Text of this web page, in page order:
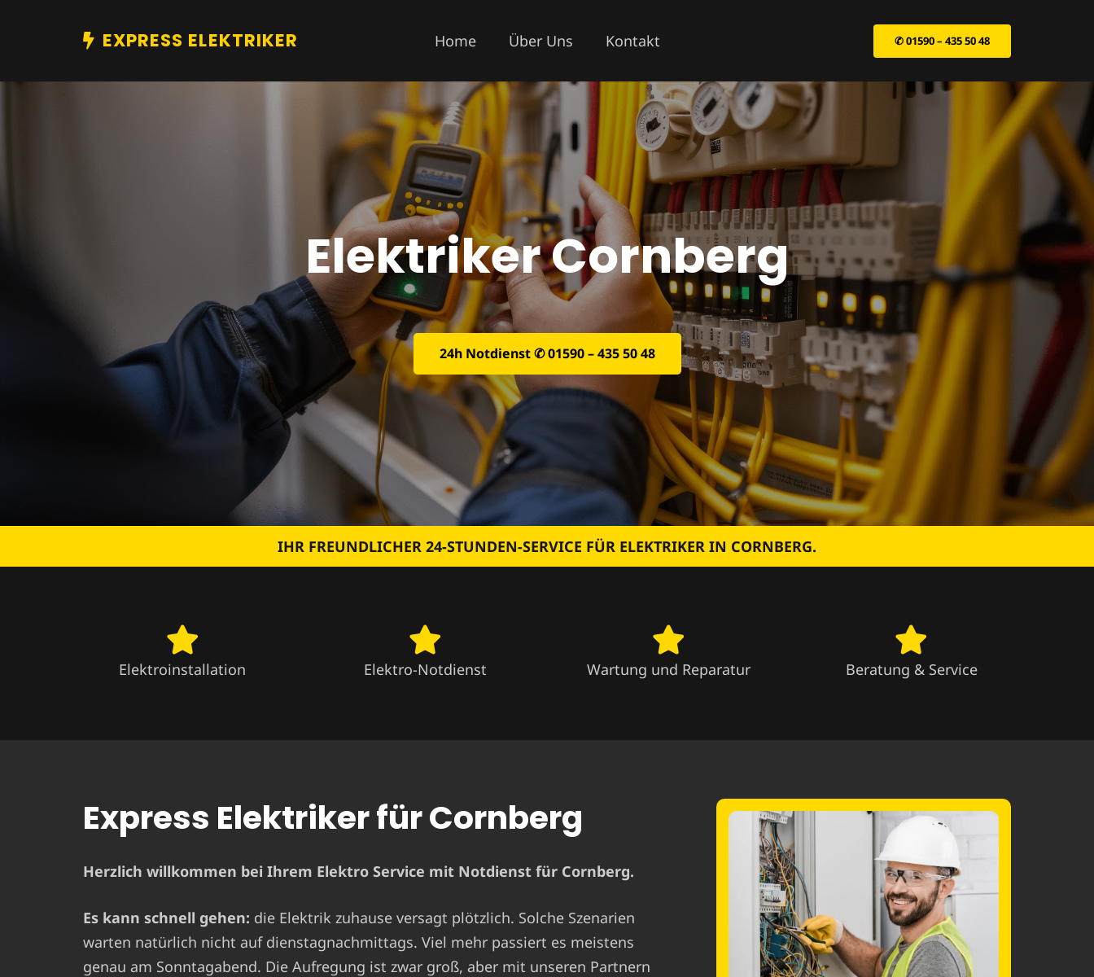
EXPRESS ELEKTRIKER Home Über Uns Kontakt ✆ 01590 – 435 50 48
Elektriker Cornberg
24h Notdienst ✆ 01590 – 435 50 48
IHR FREUNDLICHER 24-STUNDEN-SERVICE FÜR ELEKTRIKER IN CORNBERG.
Elektroinstallation Elektro-Notdienst Wartung und Reparatur Beratung & Service
Express Elektriker für Cornberg
Herzlich willkommen bei Ihrem Elektro Service mit Notdienst für Cornberg.
Es kann schnell gehen: die Elektrik zuhause versagt plötzlich. Solche Szenarien
warten natürlich nicht auf dienstagnachmittags. Viel mehr passiert es meistens
genau am Sonntagabend. Die Aufregung ist zwar groß, aber mit unseren Partnern